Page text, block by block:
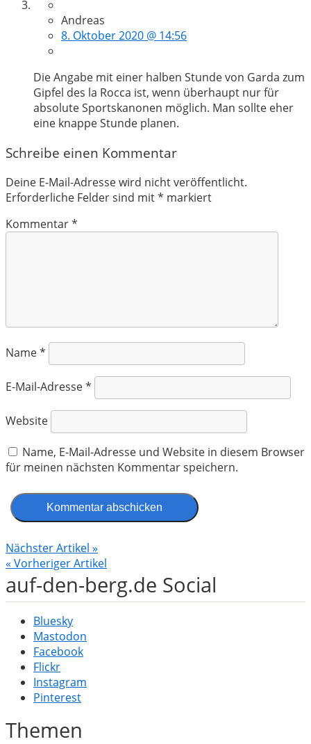
Andreas
8. Oktober 2020 @ 14:56
Die Angabe mit einer halben Stunde von Garda zum
Gipfel des la Rocca ist, wenn überhaupt nur für
absolute Sportskanonen möglich. Man sollte eher
eine knappe Stunde planen.
Schreibe einen Kommentar
Deine E-Mail-Adresse wird nicht veröffentlicht.
Erforderliche Felder sind mit* markiert
Kommentar*
Name*
E-Mail-Adresse*
Website
Name, E-Mail-Adresse und Website in diesem Browser
für meinen nächsten Kommentar speichern.
Nächster Artikel »
« Vorheriger Artikel
auf-den-berg.de Social
Bluesky
Mastodon
Facebook
Flickr
Instagram
Pinterest
Themen